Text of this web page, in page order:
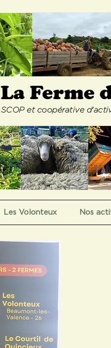
La Ferme
SCOP et coopérative
Les Volonteux Nos